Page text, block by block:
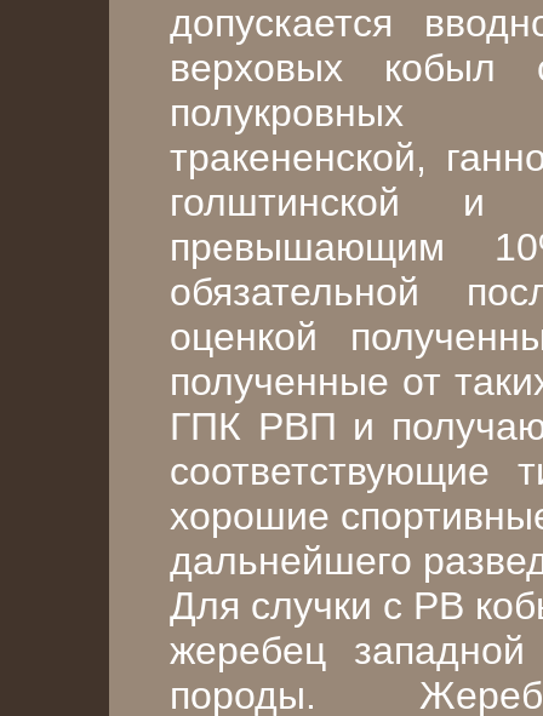
допускается
верховых кобыл
полукровных
тракененской,
голштинской
превышающим
обязательной
оценкой
полученные от
ГПК РВП и
соответствующие
хорошие
дальнейшего
Для случки с РВ
жеребец западной
породы.